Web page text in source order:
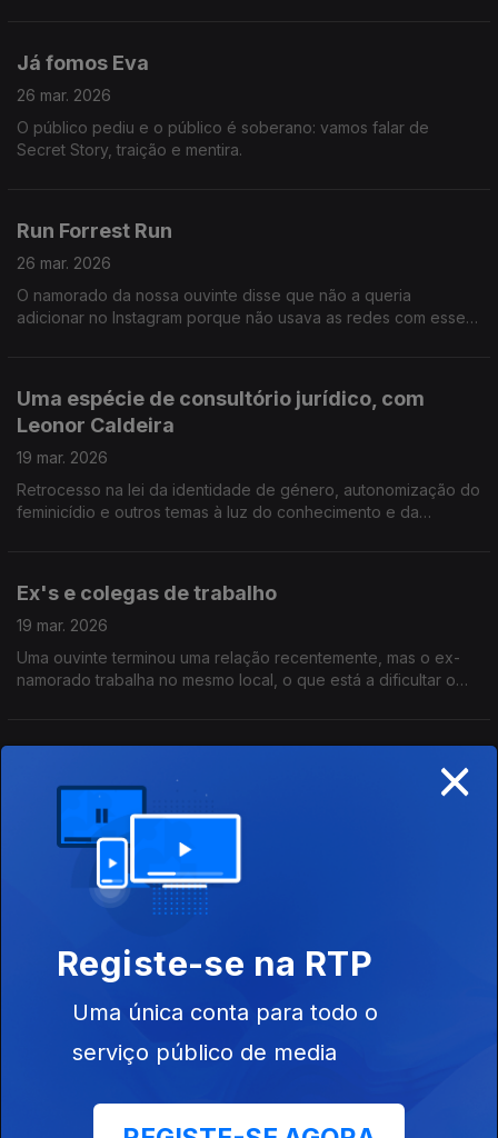
Já fomos Eva
26 mar. 2026
O público pediu e o público é soberano: vamos falar de
Secret Story, traição e mentira.
Run Forrest Run
26 mar. 2026
O namorado da nossa ouvinte disse que não a queria
adicionar no Instagram porque não usava as redes com esse
Uma espécie de consultório jurídico, com
Leonor Caldeira
19 mar. 2026
Retrocesso na lei da identidade de género, autonomização do
feminicídio e outros temas à luz do conhecimento e da
Ex's e colegas de trabalho
19 mar. 2026
Uma ouvinte terminou uma relação recentemente, mas o ex-
namorado trabalha no mesmo local, o que está a dificultar o
12 mar. 2026
Uma ouvinte tem um amigo colorido que é "o homem perfeito",
"quase família", mas há um senão: ela não está apaixonada.
12 mar. 2026
papiloma humano.
×
Registe-se na RTP
Uma única conta para todo o
serviço público de media